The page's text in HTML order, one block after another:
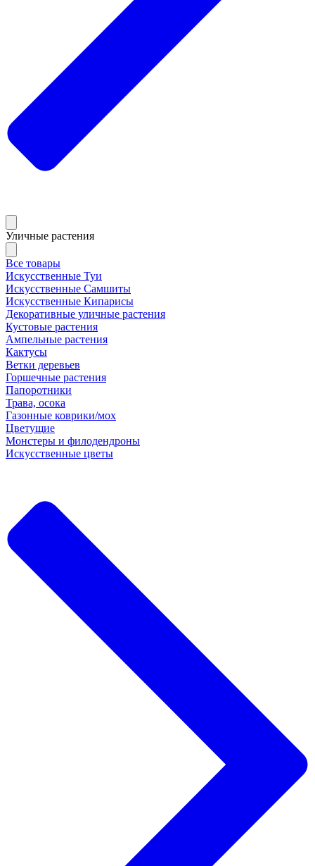
Уличные растения
Все товары
Искусственные Туи
Искусственные Самшиты
Искусственные Кипарисы
Декоративные уличные растения
Кустовые растения
Ампельные растения
Кактусы
Ветки деревьев
Горшечные растения
Папоротники
Трава, осока
Газонные коврики/мох
Цветущие
Монстеры и филодендроны
Искусственные цветы